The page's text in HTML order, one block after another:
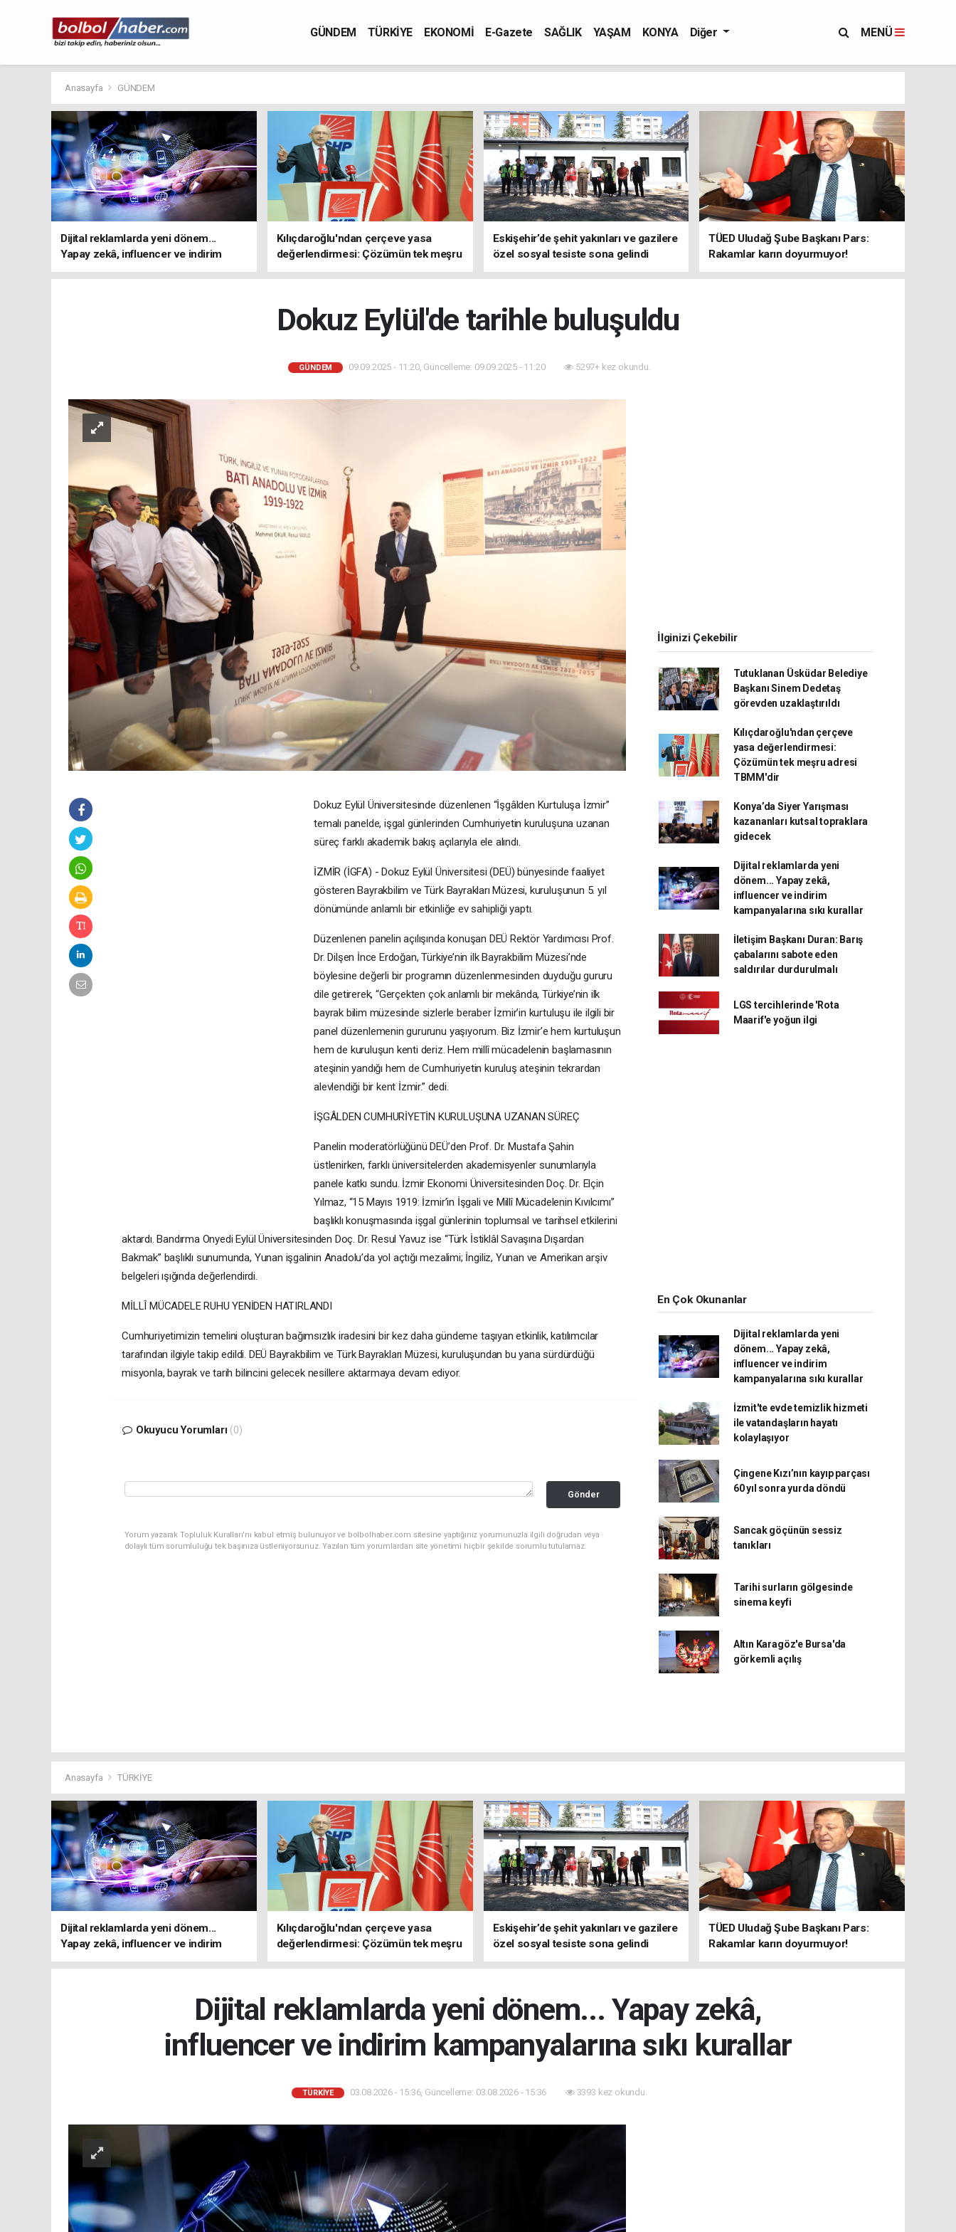
GÜNDEM TÜRKİYE EKONOMİ E-Gazete SAĞLIK YAŞAM KONYA Diğer MENÜ
Anasayfa GÜNDEM
Dijital reklamlarda yeni dönem...
Yapay zekâ, influencer ve indirim
kampanyalarına sıkı kurallar
Kılıçdaroğlu'ndan çerçeve yasa
değerlendirmesi: Çözümün tek meşru
adresi TBMM'dir
Eskişehir’de şehit yakınları ve gazilere
özel sosyal tesiste sona gelindi
TÜED Uludağ Şube Başkanı Pars:
Rakamlar karın doyurmuyor!
Dokuz Eylül'de tarihle buluşuldu
GÜNDEM 09.09.2025 - 11:20, Güncelleme: 09.09.2025 - 11:20 5297+ kez okundu.
Dokuz Eylül Üniversitesinde düzenlenen “İşgâlden Kurtuluşa İzmir”
temalı panelde, işgal günlerinden Cumhuriyetin kuruluşuna uzanan
süreç farklı akademik bakış açılarıyla ele alındı.
İZMİR (İGFA) - Dokuz Eylül Üniversitesi (DEÜ) bünyesinde faaliyet
gösteren Bayrakbilim ve Türk Bayrakları Müzesi, kuruluşunun 5. yıl
dönümünde anlamlı bir etkinliğe ev sahipliği yaptı.
Düzenlenen panelin açılışında konuşan DEÜ Rektör Yardımcısı Prof.
Dr. Dilşen İnce Erdoğan, Türkiye’nin ilk Bayrakbilim Müzesi’nde
böylesine değerli bir programın düzenlenmesinden duyduğu gururu
dile getirerek, “Gerçekten çok anlamlı bir mekânda, Türkiye’nin ilk
bayrak bilim müzesinde sizlerle beraber İzmir’in kurtuluşu ile ilgili bir
panel düzenlemenin gururunu yaşıyorum. Biz İzmir’e hem kurtuluşun
hem de kuruluşun kenti deriz. Hem millî mücadelenin başlamasının
ateşinin yandığı hem de Cumhuriyetin kuruluş ateşinin tekrardan
alevlendiği bir kent İzmir.” dedi.
İŞGÂLDEN CUMHURİYETİN KURULUŞUNA UZANAN SÜREÇ
Panelin moderatörlüğünü DEÜ’den Prof. Dr. Mustafa Şahin
üstlenirken, farklı üniversitelerden akademisyenler sunumlarıyla
panele katkı sundu. İzmir Ekonomi Üniversitesinden Doç. Dr. Elçin
Yılmaz, “15 Mayıs 1919: İzmir’in İşgali ve Millî Mücadelenin Kıvılcımı”
başlıklı konuşmasında işgal günlerinin toplumsal ve tarihsel etkilerini
aktardı. Bandırma Onyedi Eylül Üniversitesinden Doç. Dr. Resul Yavuz ise “Türk İstiklâl Savaşına Dışardan
Bakmak” başlıklı sunumunda, Yunan işgalinin Anadolu’da yol açtığı mezalimi; İngiliz, Yunan ve Amerikan arşiv
belgeleri ışığında değerlendirdi.
MİLLÎ MÜCADELE RUHU YENİDEN HATIRLANDI
Cumhuriyetimizin temelini oluşturan bağımsızlık iradesini bir kez daha gündeme taşıyan etkinlik, katılımcılar
tarafından ilgiyle takip edildi. DEÜ Bayrakbilim ve Türk Bayrakları Müzesi, kuruluşundan bu yana sürdürdüğü
misyonla, bayrak ve tarih bilincini gelecek nesillere aktarmaya devam ediyor.
Okuyucu Yorumları (0)
Gönder
Yorum yazarak Topluluk Kuralları’nı kabul etmiş bulunuyor ve bolbolhaber.com sitesine yaptığınız yorumunuzla ilgili doğrudan veya
dolaylı tüm sorumluluğu tek başınıza üstleniyorsunuz. Yazılan tüm yorumlardan site yönetimi hiçbir şekilde sorumlu tutulamaz.
İlginizi Çekebilir
Tutuklanan Üsküdar Belediye
Başkanı Sinem Dedetaş
görevden uzaklaştırıldı
Kılıçdaroğlu'ndan çerçeve
yasa değerlendirmesi:
Çözümün tek meşru adresi
TBMM'dir
Konya’da Siyer Yarışması
kazananları kutsal topraklara
gidecek
Dijital reklamlarda yeni
dönem... Yapay zekâ,
influencer ve indirim
kampanyalarına sıkı kurallar
İletişim Başkanı Duran: Barış
çabalarını sabote eden
saldırılar durdurulmalı
LGS tercihlerinde 'Rota
Maarif'e yoğun ilgi
En Çok Okunanlar
Dijital reklamlarda yeni
dönem... Yapay zekâ,
influencer ve indirim
kampanyalarına sıkı kurallar
İzmit'te evde temizlik hizmeti
ile vatandaşların hayatı
kolaylaşıyor
Çingene Kızı’nın kayıp parçası
60 yıl sonra yurda döndü
Sancak göçünün sessiz
tanıkları
Tarihi surların gölgesinde
sinema keyfi
Altın Karagöz'e Bursa'da
görkemli açılış
Anasayfa TÜRKİYE
Dijital reklamlarda yeni dönem...
Yapay zekâ, influencer ve indirim
kampanyalarına sıkı kurallar
Kılıçdaroğlu'ndan çerçeve yasa
değerlendirmesi: Çözümün tek meşru
adresi TBMM'dir
Eskişehir’de şehit yakınları ve gazilere
özel sosyal tesiste sona gelindi
TÜED Uludağ Şube Başkanı Pars:
Rakamlar karın doyurmuyor!
Dijital reklamlarda yeni dönem... Yapay zekâ,
influencer ve indirim kampanyalarına sıkı kurallar
TÜRKİYE 03.08.2026 - 15:36, Güncelleme: 03.08.2026 - 15:36 3393 kez okundu.